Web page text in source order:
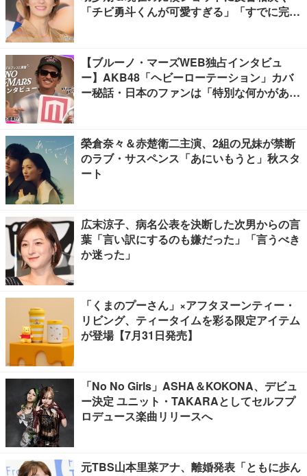
「チビ勇斗くんが可愛すぎる」「すでに完成
【ブルーノ・マーズWEB独占インタビュ
ー】AKB48「ヘビーローテーション」カバ
ー秘話・日本のファンは「特別な何かがあ
榮倉奈々＆赤楚衛二主演、2組の兄妹が禁断
のラブ・サスペンス「あにいもうと」秋スタ
ート
広末涼子、病名公表を決断した次男からの言
葉「言い訳にするのも嫌だった」「言うべき
か迷った」
「くまのプーさん」×アフタヌーンティー・
リビング、ティータイムを彩る限定アイテム
が登場【7月31日発売】
「No No Girls」ASHA＆KOKONA、デビュ
ー決定 ユニット・TAKARAとしてセルフプ
ロデュース楽曲リリースへ
元TBS山本里菜アナ、離婚発表「ともに歩ん